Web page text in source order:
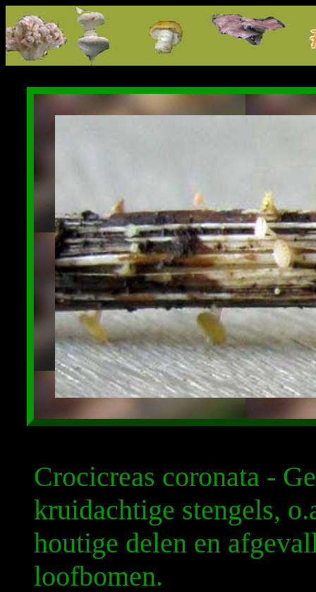
Crocicreas coronata -
kruidachtige stengels,
houtige delen en
loofbomen.